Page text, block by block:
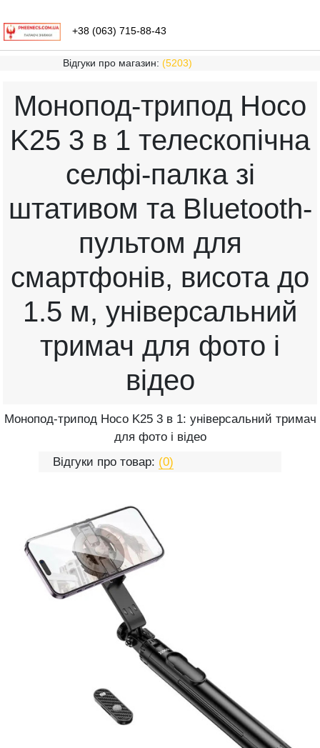
+38 (063) 715-88-43
Відгуки про магазин: (5203)
Монопод-трипод Hoco
K25 3 в 1 телескопічна
селфі-палка зі
штативом та Bluetooth-
пультом для
смартфонів, висота до
1.5 м, універсальний
тримач для фото і
відео
Монопод-трипод Hoco K25 3 в 1: універсальний тримач
для фото і відео
Відгуки про товар: (0)